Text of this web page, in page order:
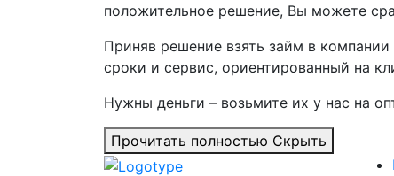
положительное решение, Вы можете
Приняв решение взять займ в
сроки и сервис, ориентированный на
Нужны деньги – возьмите их у нас на
Прочитать полностью Скрыть